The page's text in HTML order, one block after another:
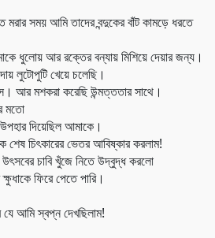
সময় আমি তাদের বন্দুকের বাঁট কামড়ে ধরতে
ধুলোয় আর রক্তের বন্যায় মিশিয়ে দেয়ার জন্য।
লুটোপুটি খেয়ে চলেছি।
আর মশকরা করেছি উন্মত্ততার সাথে।
মতো
উপহার দিয়েছিল আমাকে।
চিৎকারের ভেতর আবিষ্কার করলাম!
চাবি খুঁজে নিতে উদ্বুদ্ধ করলো
ফিরে পেতে পারি।
আমি স্বপ্ন দেখছিলাম!